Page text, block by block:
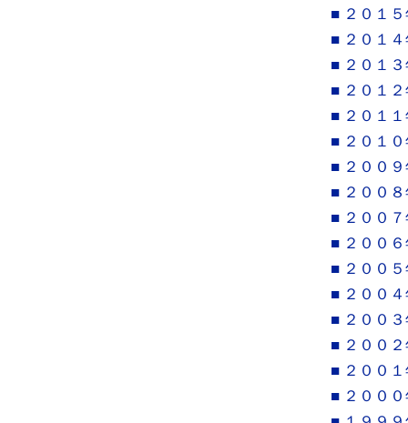
■ ２０１
■ ２０１
■ ２０１
■ ２０１
■ ２０１
■ ２０１
■ ２００
■ ２００
■ ２００
■ ２００
■ ２００
■ ２００
■ ２００
■ ２００
■ ２００
■ ２００